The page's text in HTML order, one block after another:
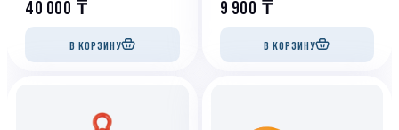
40 000 ₸
В КОРЗИНУ
9 900 ₸
В КОРЗИНУ